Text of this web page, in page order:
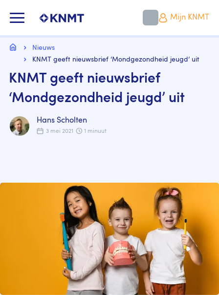
naar
gaan
Mijn KNMT
Kruimelpad
HomeNieuws
KNMT geeft nieuwsbrief ‘Mondgezondheid jeugd’ uit
KNMT geeft nieuwsbrief
‘Mondgezondheid jeugd’ uit
Hans Scholten
3 mei 2021 1 minuut
Image